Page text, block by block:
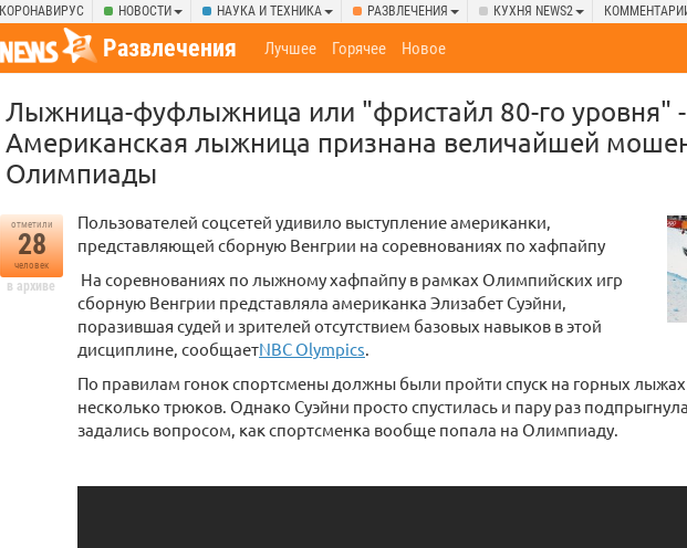
КОРОНАВИРУС НОВОСТИ НАУКА И ТЕХНИКА РАЗВЛЕЧЕНИЯ КУХНЯ NEWS2
Развлечения Лучшее Горячее Новое
Лыжница-фуфлыжница или "фристайл 80-го уровня" -
Американская лыжница признана величайшей
Олимпиады
отметили
28
человек
в архиве
Пользователей соцсетей удивило выступление американки,
представляющей сборную Венгрии на соревнованиях по хафпайпу
На соревнованиях по лыжному хафпайпу в рамках Олимпийских игр
сборную Венгрии представляла американка Элизабет Суэйни,
поразившая судей и зрителей отсутствием базовых навыков в этой
дисциплине, сообщаетNBC Olympics.
По правилам гонок спортсмены должны были пройти спуск на горных
несколько трюков. Однако Суэйни просто спустилась и пару раз
задались вопросом, как спортсменка вообще попала на Олимпиаду.